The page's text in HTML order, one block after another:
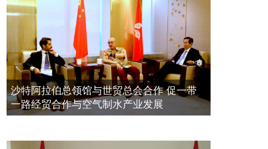
埃及总领事会晤拿督斯里吴罡豪 促一
带一路经贸合作与空气制水产业发展
2023年11月23日
拿督斯里吴罡豪晤土耳其总领事 促一
带一路经贸合作与空气制水产业发展
2023年11月23日
2021年12月10日
標量波光量子導入系統聯合國總部拿
督斯裏吳達鎔教授首發
2021年12月10日
空氣制水發明人吳達鎔出席聯合國環
境科政商管治聯盟會議
沙特阿拉伯总领馆与世贸总会合作 促一带
一路经贸合作与空气制水产业发展